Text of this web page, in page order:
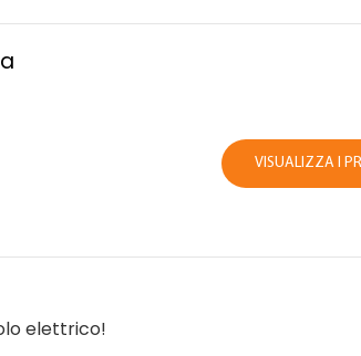
VISUALIZZA I
elettrico!